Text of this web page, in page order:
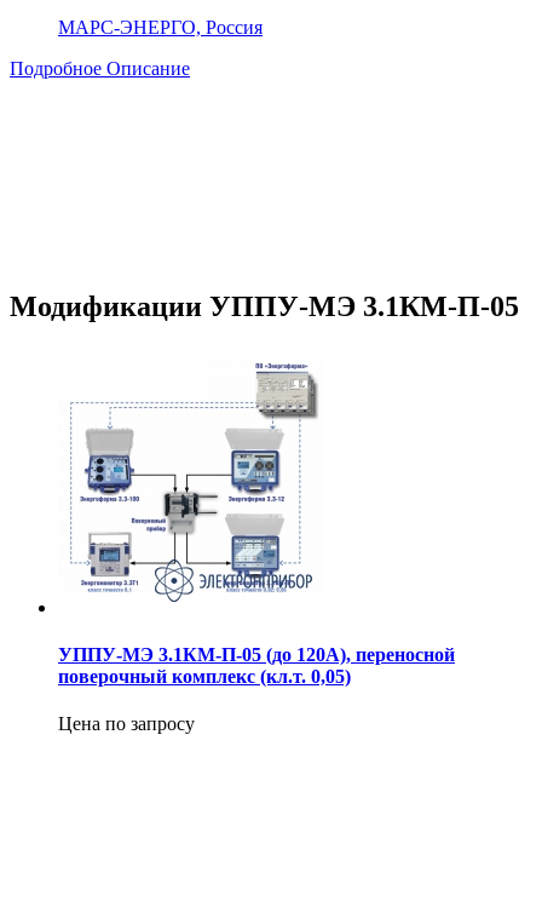
МАРС-ЭНЕРГО, Россия
Подробное Описание
Модификации УППУ-МЭ 3.1КМ-П-05
УППУ-МЭ 3.1КМ-П-05 (до 120А), переносной
поверочный комплекс (кл.т. 0,05)
Цена по запросу